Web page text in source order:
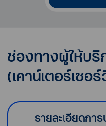
ช่องทางผู้ให้บริ
(เคาน์เตอร์เซอ
รายละเอียดกา